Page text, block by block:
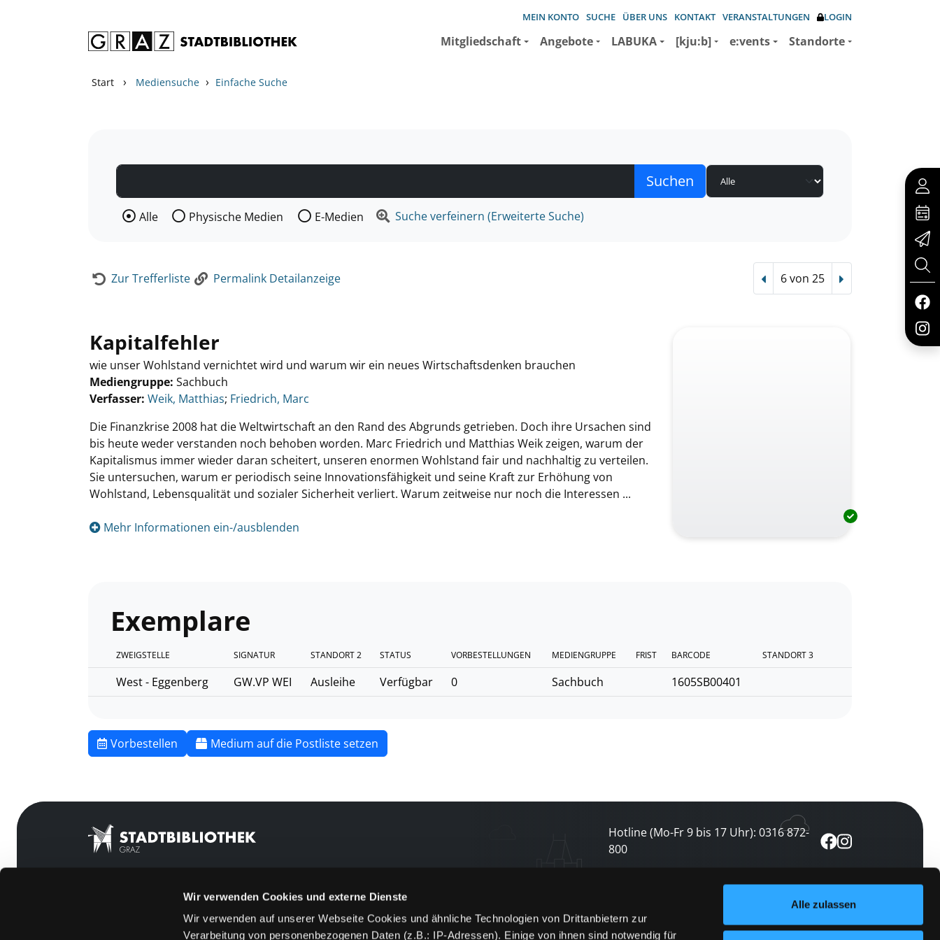
Wir verwenden Cookies und externe Dienste
Wir verwenden auf unserer Webseite Cookies und ähnliche Technologien von Drittanbietern zur
Verarbeitung von personenbezogenen Daten (z.B.: IP-Adressen). Einige von ihnen sind notwendig für
Alle zulassen
MEIN KONTO SUCHE ÜBER UNS KONTAKT VERANSTALTUNGEN LOGIN
Mitgliedschaft Angebote LABUKA [kju:b] e:vents Standorte
Start › Mediensuche › Einfache Suche
Wählen Sie die Medienart nach der Sie suchen wollen.
Alle Physische Medien E-Medien Suche verfeinern (Erweiterte Suche)
Zur Trefferliste Permalink Detailanzeige Vorheriger Treffer
6 von 25 Nächster Treffer
Kapitalfehler
wie unser Wohlstand vernichtet wird und warum wir ein neues Wirtschaftsdenken brauchen
Mediengruppe: Sachbuch
Verfasser: Suche nach diesem Verfasser
Weik, Matthias; Friedrich, Marc
Die Finanzkrise 2008 hat die Weltwirtschaft an den Rand des Abgrunds getrieben. Doch ihre Ursachen sind
bis heute weder verstanden noch behoben worden. Marc Friedrich und Matthias Weik zeigen, warum der
Kapitalismus immer wieder daran scheitert, unseren enormen Wohlstand fair und nachhaltig zu verteilen.
Sie untersuchen, warum er periodisch seine Innovationsfähigkeit und seine Kraft zur Erhöhung von
Wohlstand, Lebensqualität und sozialer Sicherheit verliert. Warum zeitweise nur noch die Interessen ...
Mehr Informationen ein-/ausblenden
Exemplare
ZWEIGSTELLE SIGNATUR STANDORT 2 STATUS VORBESTELLUNGEN MEDIENGRUPPE FRIST BARCODE STANDORT 3
West - Eggenberg GW.VP WEI Ausleihe Verfügbar 0 Sachbuch 1605SB00401
Vorbestellen Medium auf die Postliste setzen
Hotline (Mo-Fr 9 bis 17 Uhr): 0316 872-
800
Feedback
Kontakt
Newsletter abonnieren
und keine Veranstaltung verpassen